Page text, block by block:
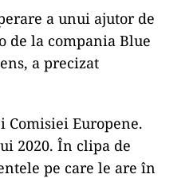
a unui ajutor de
de la compania Blue
a precizat
Comisiei Europene.
2020. În clipa de
pe care le are în